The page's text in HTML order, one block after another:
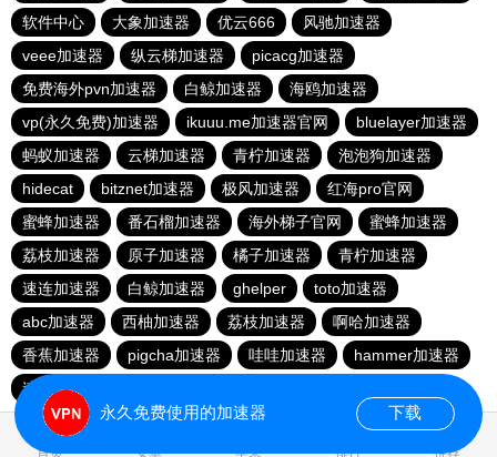
软件中心
大象加速器 优云666
风驰加速器
veee加速器
纵云梯加速器
picacg加速器
免费海外pvn加速器
白鲸加速器
海鸥加速器
vp(永久免费)加速器
ikuuu.me加速器官网
bluelayer加速器
蚂蚁加速器
云梯加速器 青柠加速器
泡泡狗加速器
hidecat
bitznet加速器 极风加速器
红海pro官网
蜜蜂加速器
番石榴加速器 海外梯子官网
蜜蜂加速器
荔枝加速器
原子加速器 橘子加速器
青柠加速器
速连加速器
白鲸加速器 ghelper
toto加速器
abc加速器
西柚加速器 荔枝加速器
啊哈加速器
香蕉加速器
pigcha加速器 哇哇加速器
hammer加速器
速连加速器
首页 安卓 苹果 排行 推荐
永久免费使用的加速器 下载
0.061001s